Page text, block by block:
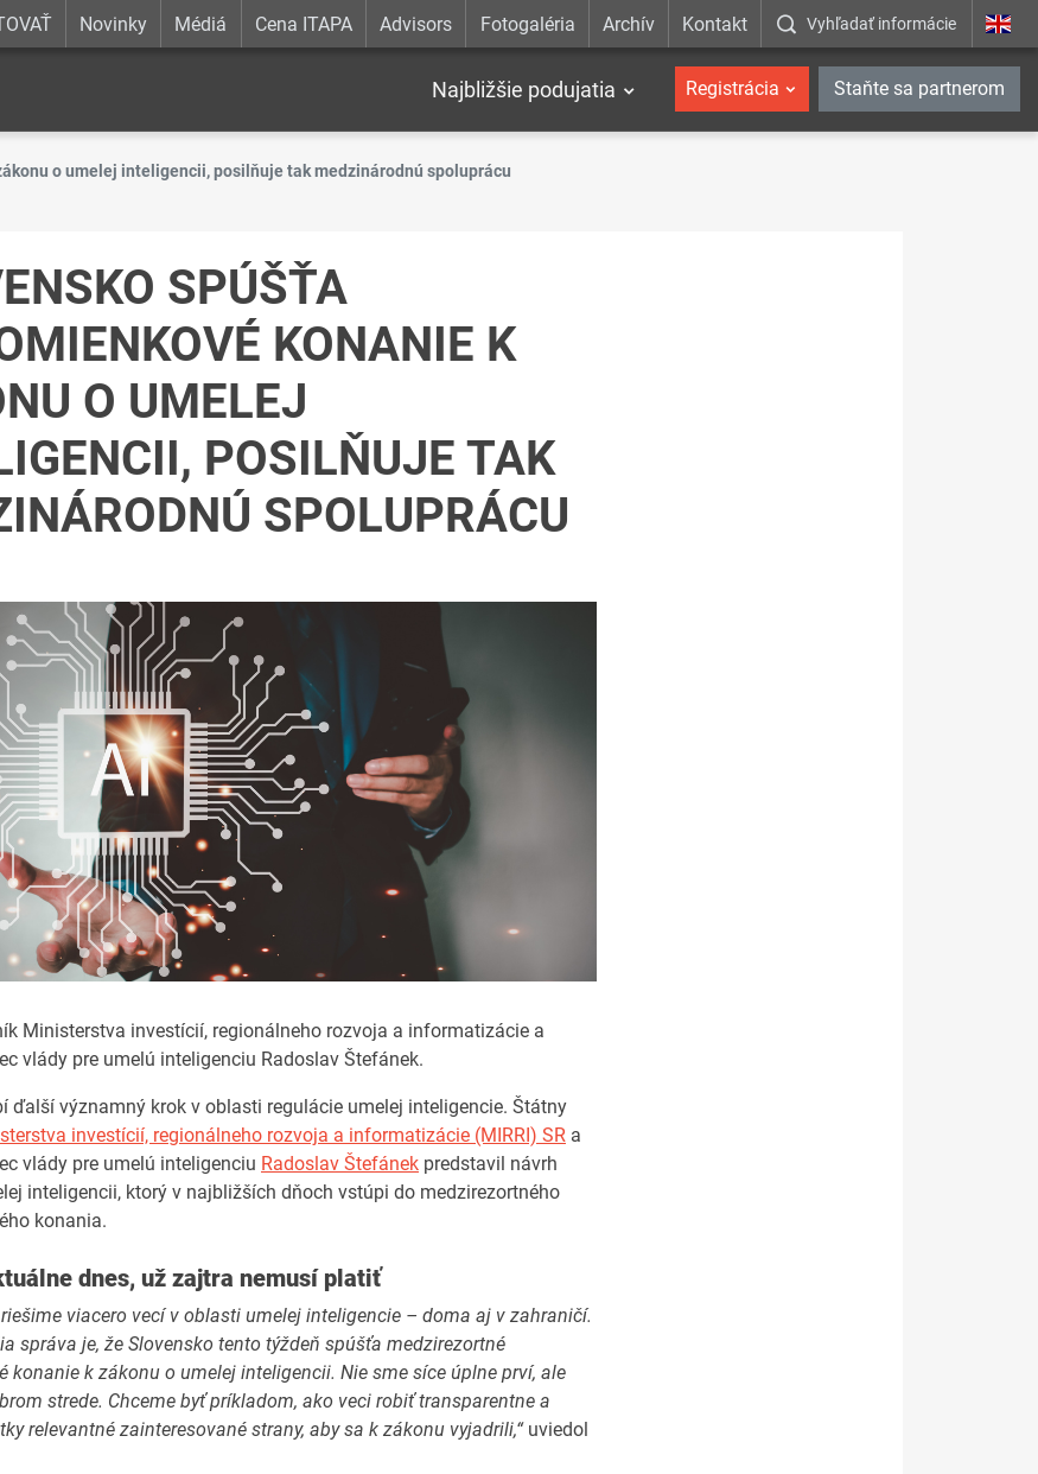
Novinky Médiá Cena ITAPA Advisors Fotogaléria Archív Kontakt Vyhľadať informácie
Najbližšie podujatia Registrácia Staňte sa partnerom
o umelej inteligencii, posilňuje tak medzinárodnú spoluprácu
SPÚŠŤA
KONANIE K
O UMELEJ
POSILŇUJE TAK
SPOLUPRÁCU
Ministerstva investícií, regionálneho rozvoja a informatizácie a
vlády pre umelú inteligenciu Radoslav Štefánek.
ďalší významný krok v oblasti regulácie umelej inteligencie. Štátny
investícií, regionálneho rozvoja a informatizácie (MIRRI) SR a
vlády pre umelú inteligenciu Radoslav Štefánek predstavil návrh
inteligencii, ktorý v najbližších dňoch vstúpi do medzirezortného
konania.
dnes, už zajtra nemusí platiť
viacero vecí v oblasti umelej inteligencie – doma aj v zahraničí.
správa je, že Slovensko tento týždeň spúšťa medzirezortné
konanie k zákonu o umelej inteligencii. Nie sme síce úplne prví, ale
strede. Chceme byť príkladom, ako veci robiť transparentne a
relevantné zainteresované strany, aby sa k zákonu vyjadrili,“uviedol